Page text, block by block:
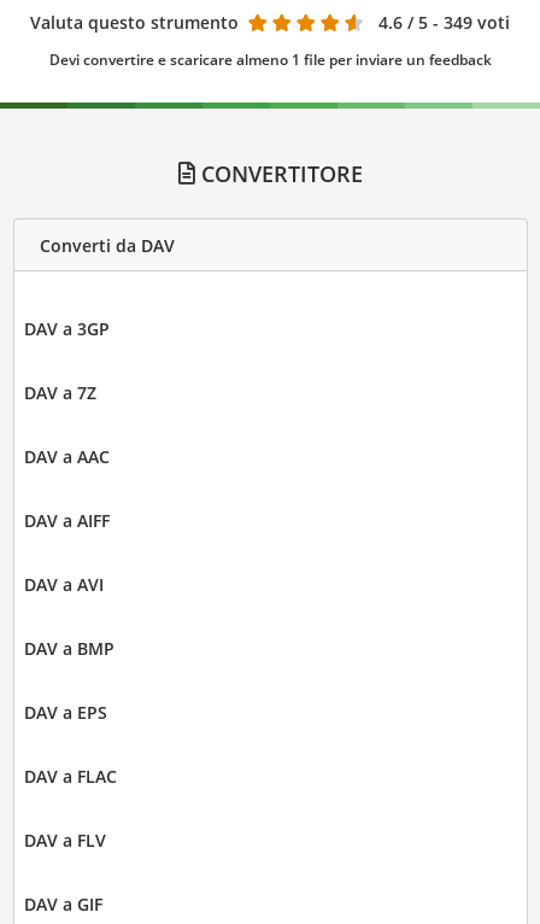
Valuta questo strumento 4.6 / 5 - 349 voti
Devi convertire e scaricare almeno 1 file per inviare un feedback
CONVERTITORE
Converti da DAV
DAV a 3GP
DAV a 7Z
DAV a AAC
DAV a AIFF
DAV a AVI
DAV a BMP
DAV a EPS
DAV a FLAC
DAV a FLV
DAV a GIF